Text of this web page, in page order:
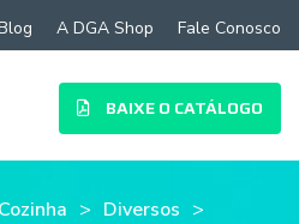
A DGA Shop Fale Conosco
BAIXE O CATÁLOGO
Diversos